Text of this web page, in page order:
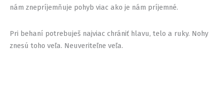
nám znepríjemňuje pohyb viac ako je nám príjemné.
Pri behaní potrebuješ najviac chrániť hlavu, telo a ruky. Nohy
znesú toho veľa. Neuveriteľne veľa.